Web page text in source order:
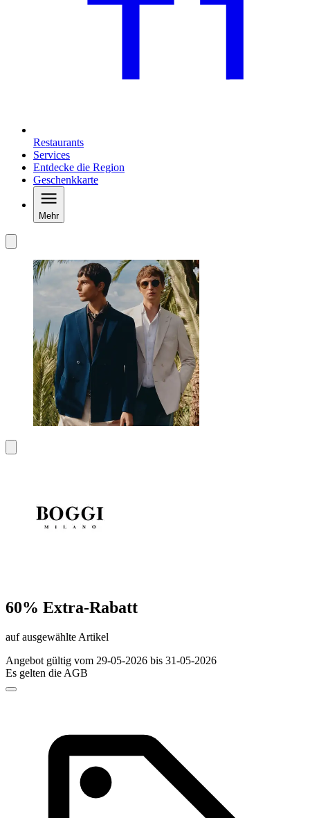
Restaurants
Services
Entdecke die Region
Geschenkkarte
Mehr
60% Extra-Rabatt
auf ausgewählte Artikel
Angebot gültig vom 29-05-2026 bis 31-05-2026
Es gelten die AGB